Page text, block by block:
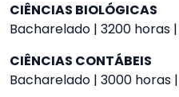
CIÊNCIAS BIOLÓGICAS
Bacharelado | 3200 horas |
CIÊNCIAS CONTÁBEIS
Bacharelado | 3000 horas |